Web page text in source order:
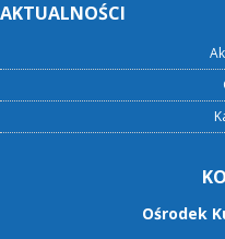
AKTUALNOŚCI
Ośrodek